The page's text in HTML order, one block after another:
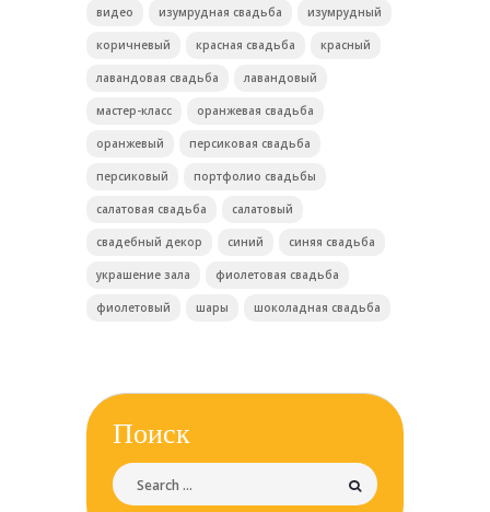
видео изумрудная свадьба изумрудный
коричневый красная свадьба красный
лавандовая свадьба лавандовый
мастер-класс оранжевая свадьба
оранжевый персиковая свадьба
персиковый портфолио свадьбы
салатовая свадьба салатовый
свадебный декор синий синяя свадьба
украшение зала фиолетовая свадьба
фиолетовый шары шоколадная свадьба
Поиск